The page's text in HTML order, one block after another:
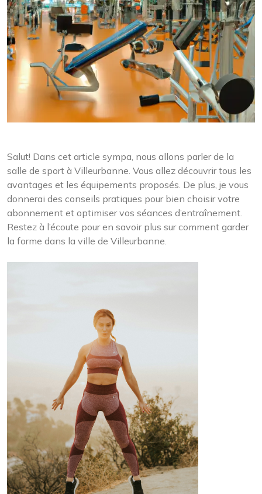
Salut! Dans cet article sympa, nous allons parler de la
salle de sport à Villeurbanne. Vous allez découvrir tous les
avantages et les équipements proposés. De plus, je vous
donnerai des conseils pratiques pour bien choisir votre
abonnement et optimiser vos séances d’entraînement.
Restez à l’écoute pour en savoir plus sur comment garder
la forme dans la ville de Villeurbanne.